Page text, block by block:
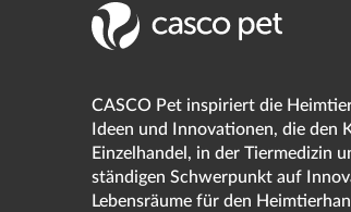
CASCO Pet inspiriert die
Ideen und Innovationen, die den
Einzelhandel, in der Tiermedizin
ständigen Schwerpunkt auf
Lebensräume für den